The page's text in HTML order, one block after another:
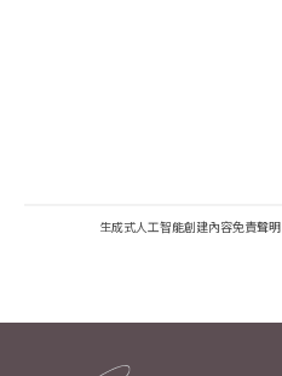
生成式人工智能創建內容免責聲明